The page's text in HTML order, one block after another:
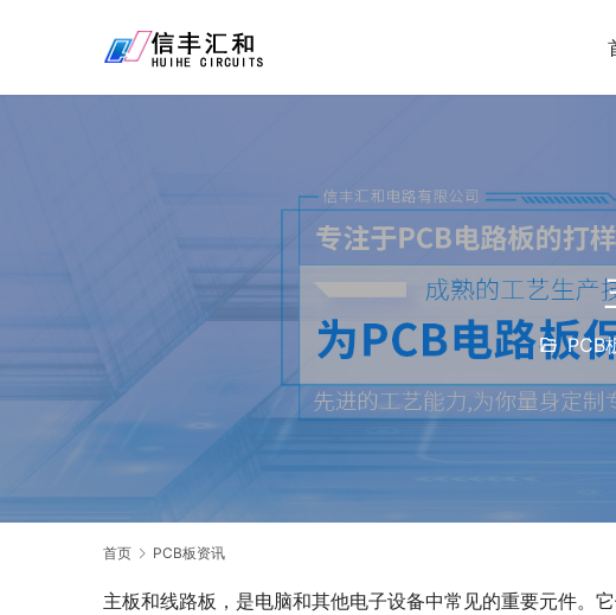
PCB
首页 PCB板资讯
主板和线路板，是电脑和其他电子设备中常见的重要元件。